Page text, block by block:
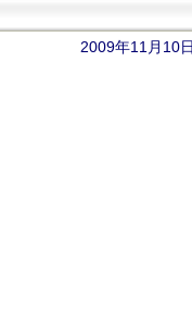
2009年11月10